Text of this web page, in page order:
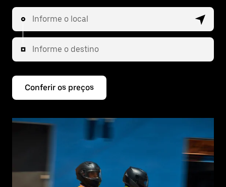
Informe o local
Informe o destino
Conferir os preços